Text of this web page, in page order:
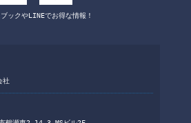
ックやLINEでお得な情報！
社